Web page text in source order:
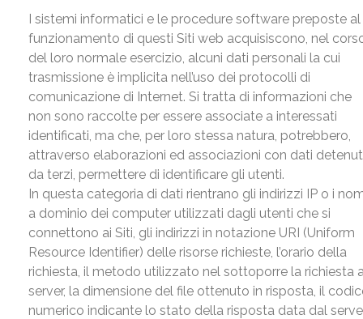
I sistemi informatici e le procedure software preposte al
funzionamento di questi Siti web acquisiscono, nel
del loro normale esercizio, alcuni dati personali la cui
trasmissione è implicita nell’uso dei protocolli di
comunicazione di Internet. Si tratta di informazioni che
non sono raccolte per essere associate a interessati
identificati, ma che, per loro stessa natura, potrebbero,
attraverso elaborazioni ed associazioni con dati
da terzi, permettere di identificare gli utenti.
In questa categoria di dati rientrano gli indirizzi IP o i
a dominio dei computer utilizzati dagli utenti che si
connettono ai Siti, gli indirizzi in notazione URI (Uniform
Resource Identifier) delle risorse richieste, l’orario della
richiesta, il metodo utilizzato nel sottoporre la richiesta
server, la dimensione del file ottenuto in risposta, il
numerico indicante lo stato della risposta data dal